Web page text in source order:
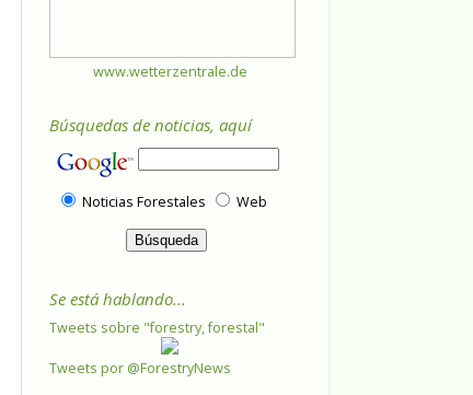
www.wetterzentrale.de
Búsquedas de noticias, aquí
Noticias Forestales Web
Se está hablando...
Tweets sobre "forestry, forestal"
Tweets por @ForestryNews